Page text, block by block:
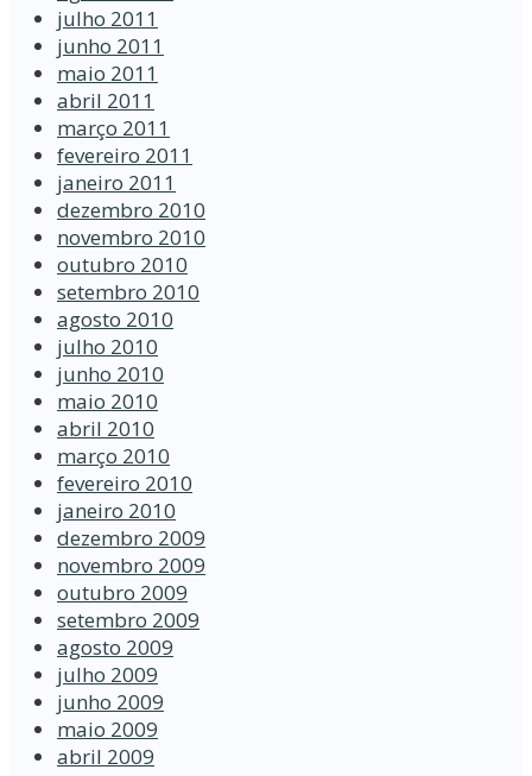
julho 2011
junho 2011
maio 2011
abril 2011
março 2011
fevereiro 2011
janeiro 2011
dezembro 2010
novembro 2010
outubro 2010
setembro 2010
agosto 2010
julho 2010
junho 2010
maio 2010
abril 2010
março 2010
fevereiro 2010
janeiro 2010
dezembro 2009
novembro 2009
outubro 2009
setembro 2009
agosto 2009
julho 2009
junho 2009
maio 2009
abril 2009